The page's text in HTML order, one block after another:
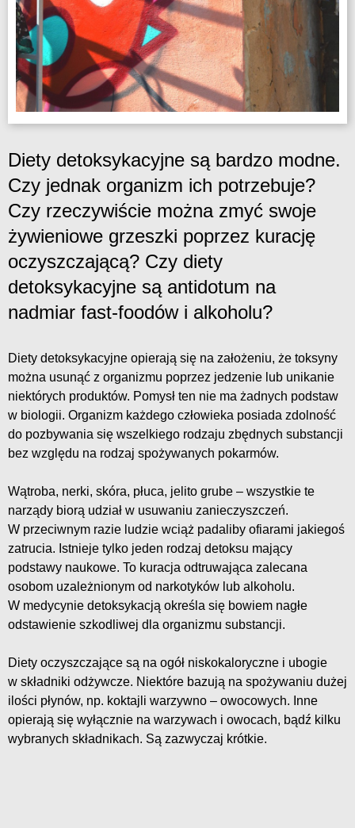
Diety detoksykacyjne są bardzo modne.
Czy jednak organizm ich potrzebuje?
Czy rzeczywiście można zmyć swoje
żywieniowe grzeszki poprzez kurację
oczyszczającą? Czy diety
detoksykacyjne są antidotum na
nadmiar fast-foodów i alkoholu?
Diety detoksykacyjne opierają się na założeniu, że toksyny
można usunąć z organizmu poprzez jedzenie lub unikanie
niektórych produktów. Pomysł ten nie ma żadnych podstaw
w biologii. Organizm każdego człowieka posiada zdolność
do pozbywania się wszelkiego rodzaju zbędnych substancji
bez względu na rodzaj spożywanych pokarmów.
Wątroba, nerki, skóra, płuca, jelito grube – wszystkie te
narządy biorą udział w usuwaniu zanieczyszczeń.
W przeciwnym razie ludzie wciąż padaliby ofiarami jakiegoś
zatrucia. Istnieje tylko jeden rodzaj detoksu mający
podstawy naukowe. To kuracja odtruwająca zalecana
osobom uzależnionym od narkotyków lub alkoholu.
W medycynie detoksykacją określa się bowiem nagłe
odstawienie szkodliwej dla organizmu substancji.
Diety oczyszczające są na ogół niskokaloryczne i ubogie
w składniki odżywcze. Niektóre bazują na spożywaniu dużej
ilości płynów, np. koktajli warzywno – owocowych. Inne
opierają się wyłącznie na warzywach i owocach, bądź kilku
wybranych składnikach. Są zazwyczaj krótkie.